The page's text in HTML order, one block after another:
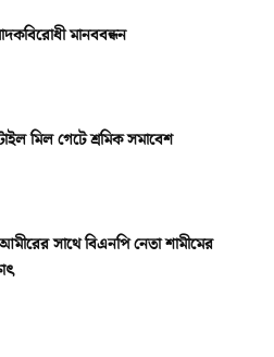
মানববন্ধন
মিল গেটে শ্রমিক সমাবেশ
সাথে বিএনপি নেতা শামীমের